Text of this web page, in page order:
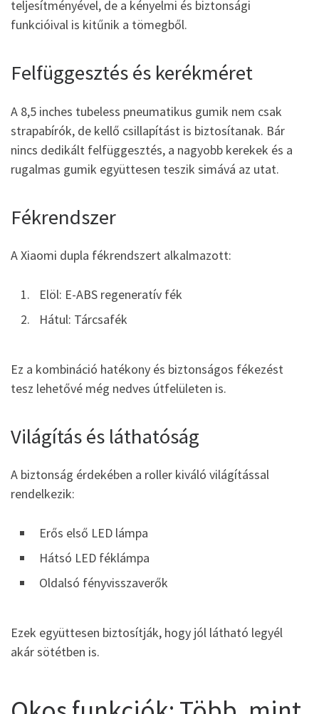
teljesítményével, de a kényelmi és biztonsági
funkcióival is kitűnik a tömegből.
Felfüggesztés és kerékméret
A 8,5 inches tubeless pneumatikus gumik nem csak
strapabírók, de kellő csillapítást is biztosítanak. Bár
nincs dedikált felfüggesztés, a nagyobb kerekek és a
rugalmas gumik együttesen teszik simává az utat.
Fékrendszer
A Xiaomi dupla fékrendszert alkalmazott:
Elöl: E-ABS regeneratív fék
Hátul: Tárcsafék
Ez a kombináció hatékony és biztonságos fékezést
tesz lehetővé még nedves útfelületen is.
Világítás és láthatóság
A biztonság érdekében a roller kiváló világítással
rendelkezik:
Erős első LED lámpa
Hátsó LED féklámpa
Oldalsó fényvisszaverők
Ezek együttesen biztosítják, hogy jól látható legyél
akár sötétben is.